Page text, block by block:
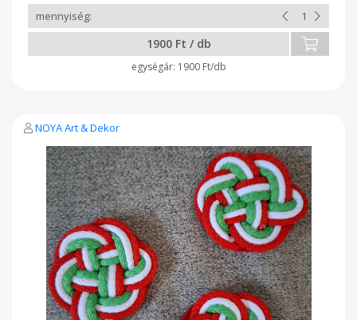
1900 Ft / db
1900 Ft/db
NOYA Art & Dekor